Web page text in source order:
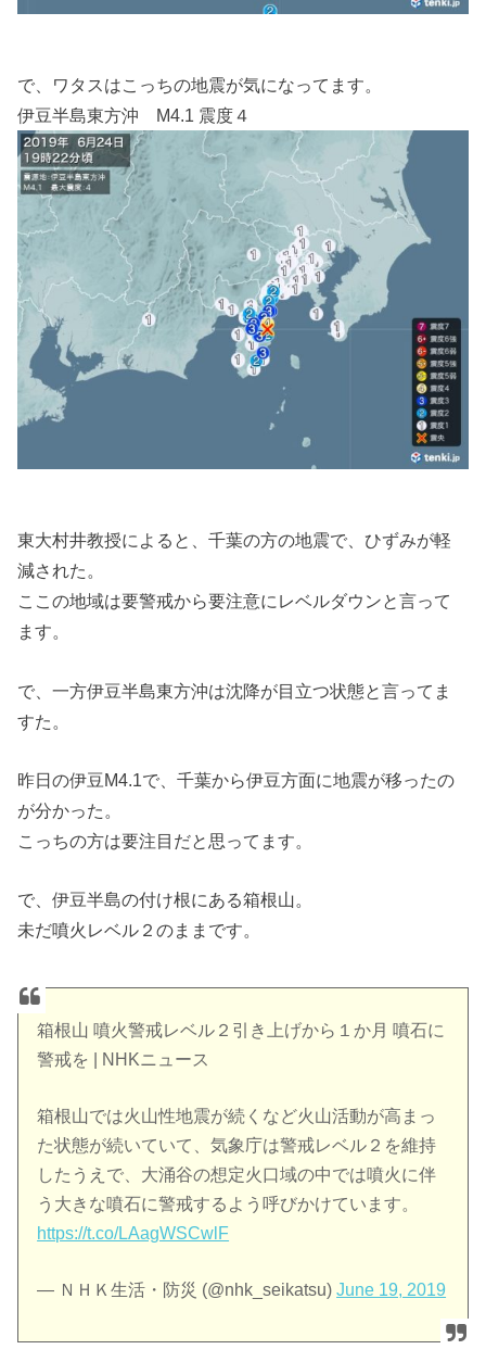
で、ワタスはこっちの地震が気になってます。
伊豆半島東方沖 M4.1 震度４
東大村井教授によると、千葉の方の地震で、ひずみが軽
減された。
ここの地域は要警戒から要注意にレベルダウンと言って
ます。
で、一方伊豆半島東方沖は沈降が目立つ状態と言ってま
すた。
昨日の伊豆M4.1で、千葉から伊豆方面に地震が移ったの
が分かった。
こっちの方は要注目だと思ってます。
で、伊豆半島の付け根にある箱根山。
未だ噴火レベル２のままです。
箱根山 噴火警戒レベル２引き上げから１か月 噴石に
警戒を | NHKニュース
箱根山では火山性地震が続くなど火山活動が高まっ
た状態が続いていて、気象庁は警戒レベル２を維持
したうえで、大涌谷の想定火口域の中では噴火に伴
う大きな噴石に警戒するよう呼びかけています。
https://t.co/LAagWSCwlF
— ＮＨＫ生活・防災 (@nhk_seikatsu)June 19, 2019